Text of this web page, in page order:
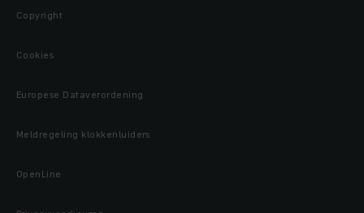
Copyright
Cookies
Europese Dataverordening
Meldregeling klokkenluiders
OpenLine